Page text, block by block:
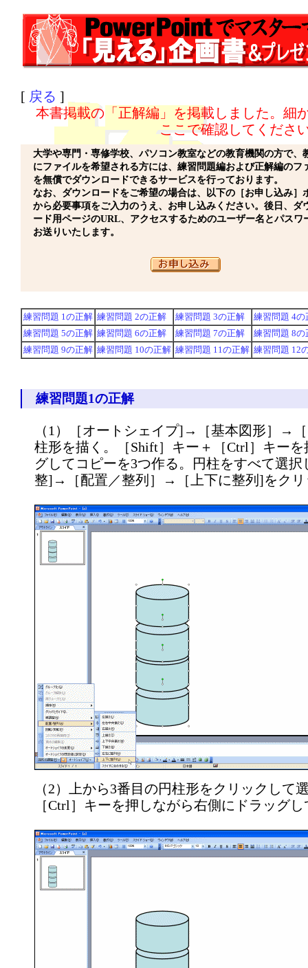
[ 戻る ]
本書掲載の「正解編」を掲載しました。細
ここで確認してくださ
大学や専門・専修学校、パソコン教室などの教育機関の方で、
にファイルを希望される方には、練習問題編および正解編のフ
を無償でダウンロードできるサービスを行っております。
なお、ダウンロードをご希望の場合は、以下の［お申し込み］
から必要事項をご入力のうえ、お申し込みください。後日、ダ
ード用ページのURL、アクセスするためのユーザー名とパスワ
お送りいたします。
練習問題 1の正解 練習問題 2の正解 練習問題 3の正解
練習問題 4の
練習問題 5の正解 練習問題 6の正解 練習問題 7の正解
練習問題 8の
練習問題 9の正解 練習問題 10の正解 練習問題 11の正解 練習問題 12
練習問題1の正解
（1）［オートシェイプ]→［基本図形］→
柱形を描く。［Shift］キー＋［Ctrl］キー
グしてコピーを3つ作る。円柱をすべて選択
整]→［配置／整列］→［上下に整列]をクリ
（2）上から3番目の円柱形をクリックして
［Ctrl］キーを押しながら右側にドラッグ